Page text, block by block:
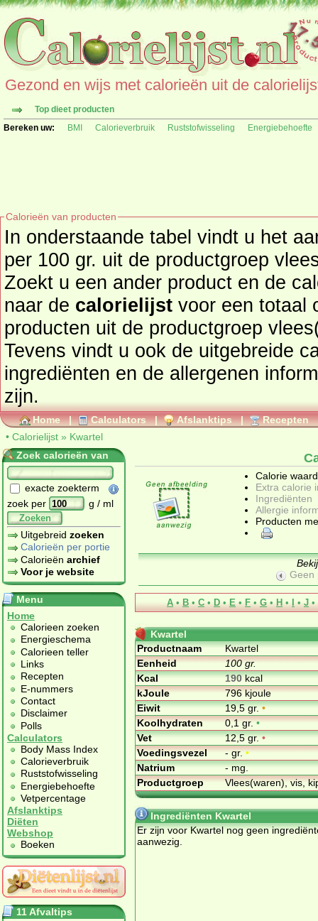
Gezond en wijs met calorieën uit de
Top dieet producten
Bereken uw:
BMI Calorieverbruik Ruststofwisseling Energiebehoefte
Calorieën van producten
In onderstaande tabel vindt u het
per 100 gr. uit de productgroep vlees(waren), vis, kip en ei.
Zoekt u een ander product en de calorieën
naar de calorielijst voor een totaal overzicht of bekijk alle
producten uit de productgroep
Tevens vindt u ook de uitgebreide
ingrediënten en de allergenen informatie als deze beschikbaar
zijn.
Home | Calculators | Afslanktips | Recepten
• Calorielijst » Kwartel
Zoek calorieën van
exacte zoekterm
zoek per
g / ml
Zoeken
Uitgebreid zoeken
Calorieën per portie
Calorieën archief
Voor je website
Menu
Home
Calorieen zoeken
Energieschema
Calorieen teller
Links
Recepten
E-nummers
Contact
Disclaimer
Polls
Calculators
Body Mass Index
Calorieverbruik
Ruststofwisseling
Energiebehoefte
Vetpercentage
Afslanktips
Diëten
Webshop
Boeken
11 Afvaltips
Calorie
Extra calorie
Ingrediënten
Allergie
Producten
Geen
A • B • C • D • E • F • G • H • I • J •
Kwartel
Productnaam
Kwartel
Eenheid
100 gr.
Kcal
190kcal
kJoule
796 kjoule
Eiwit
19,5 gr.•
Koolhydraten
0,1 gr.•
Vet
12,5 gr.•
Voedingsvezel
- gr.•
Natrium
- mg.
Productgroep
Vlees(waren), vis,
Ingrediënten Kwartel
Er zijn voor Kwartel nog geen
aanwezig.